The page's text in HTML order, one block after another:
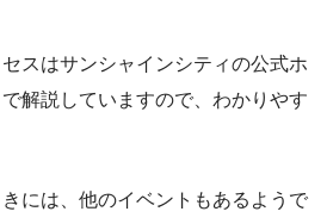
スはサンシャインシティの公式ホ
解説していますので、わかりやす
には、他のイベントもあるようで